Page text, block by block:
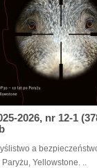
2026, nr 12-1
a
Yellowstone. ..